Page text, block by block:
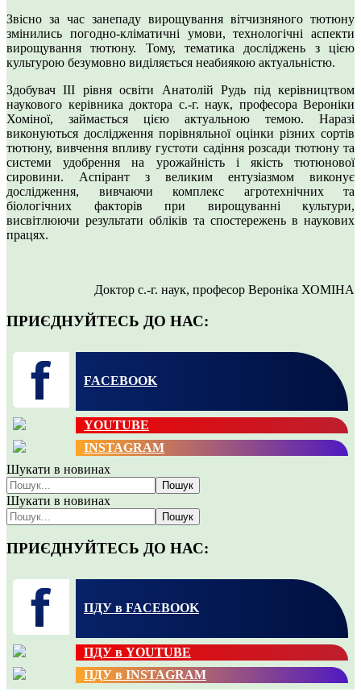
Звісно за час занепаду вирощування вітчизняного тютюну
змінились погодно-кліматичні умови, технологічні аспекти
вирощування тютюну. Тому, тематика досліджень з цією
культурою безумовно виділяється неабиякою актуальністю.
Здобувач ІІІ рівня освіти Анатолій Рудь під керівництвом
наукового керівника доктора с.-г. наук, професора Вероніки
Хоміної, займається цією актуальною темою. Наразі
виконуються дослідження порівняльної оцінки різних сортів
тютюну, вивчення впливу густоти садіння розсади тютюну та
системи удобрення на урожайність і якість тютюнової
сировини. Аспірант з великим ентузіазмом виконує
дослідження, вивчаючи комплекс агротехнічних та
біологічних факторів при вирощуванні культури,
висвітлюючи результати обліків та спостережень в наукових
працях.
Доктор с.-г. наук, професор Вероніка ХОМІНА
ПРИЄДНУЙТЕСЬ ДО НАС:
FACEBOOK
YOUTUBE
INSTAGRAM
Шукати в новинах
Пошук
Шукати в новинах
Пошук
ПРИЄДНУЙТЕСЬ ДО НАС:
ПДУ в FACEBOOK
ПДУ в YOUTUBE
ПДУ в INSTAGRAM